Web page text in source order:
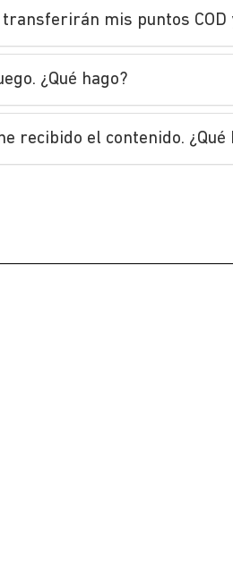
mis puntos COD
¿Qué hago?
recibido el contenido. ¿Qué